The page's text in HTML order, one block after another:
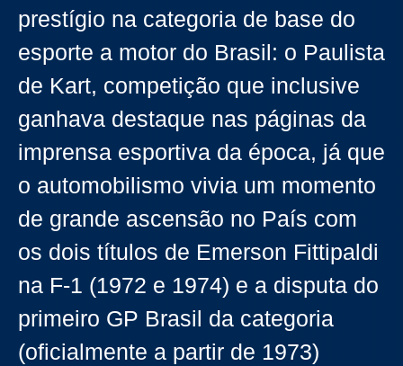
prestígio na categoria de base do
esporte a motor do Brasil: o Paulista
de Kart, competição que inclusive
ganhava destaque nas páginas da
imprensa esportiva da época, já que
o automobilismo vivia um momento
de grande ascensão no País com
os dois títulos de Emerson Fittipaldi
na F-1 (1972 e 1974) e a disputa do
primeiro GP Brasil da categoria
(oficialmente a partir de 1973)